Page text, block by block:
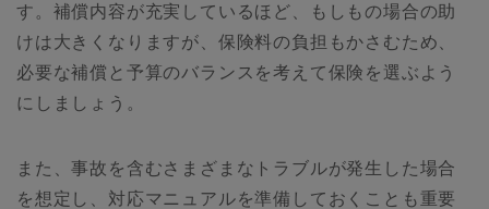
す。補償内容が充実しているほど、もしもの場合の助
けは大きくなりますが、保険料の負担もかさむため、
必要な補償と予算のバランスを考えて保険を選ぶよう
にしましょう。
また、事故を含むさまざまなトラブルが発生した場合
を想定し、対応マニュアルを準備しておくことも重要